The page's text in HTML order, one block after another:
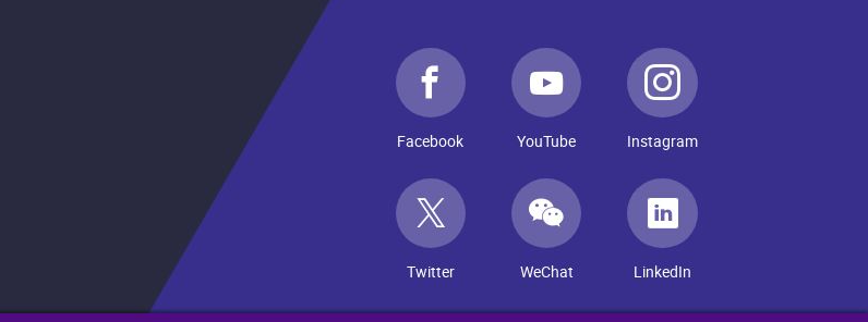
Facebook YouTube Instagram
Twitter WeChat LinkedIn